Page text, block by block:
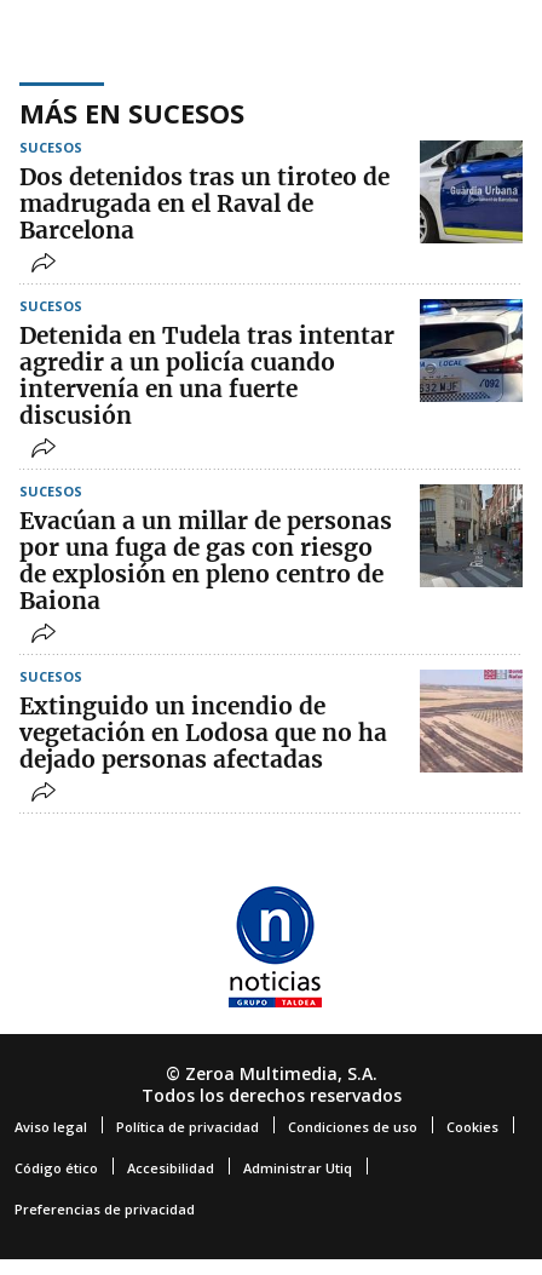
MÁS EN SUCESOS
SUCESOS
Dos detenidos tras un tiroteo de
madrugada en el Raval de
Barcelona
SUCESOS
Detenida en Tudela tras intentar
agredir a un policía cuando
intervenía en una fuerte
discusión
SUCESOS
Evacúan a un millar de personas
por una fuga de gas con riesgo
de explosión en pleno centro de
Baiona
SUCESOS
Extinguido un incendio de
vegetación en Lodosa que no ha
dejado personas afectadas
© Zeroa Multimedia, S.A.
Todos los derechos reservados
Aviso legal Política de privacidad Condiciones de uso Cookies
Código ético Accesibilidad Administrar Utiq
Preferencias de privacidad